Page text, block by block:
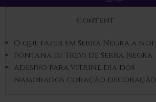
Content
O que fazer em Serra Negra a
Fontana di Trevi de Serra Negra
Adesivo para vitrine dia dos
namorados coração decoração